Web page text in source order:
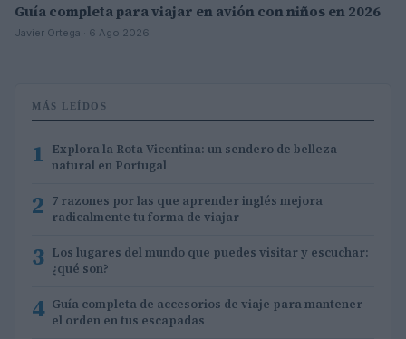
Guía completa para viajar en avión con niños en 2026
Javier Ortega · 6 Ago 2026
MÁS LEÍDOS
1 Explora la Rota Vicentina: un sendero de belleza
natural en Portugal
2 7 razones por las que aprender inglés mejora
radicalmente tu forma de viajar
3 Los lugares del mundo que puedes visitar y escuchar:
¿qué son?
4 Guía completa de accesorios de viaje para mantener
el orden en tus escapadas